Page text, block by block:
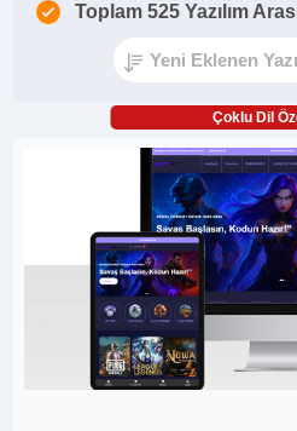
Toplam 525 Yazılım
Çoklu Dil